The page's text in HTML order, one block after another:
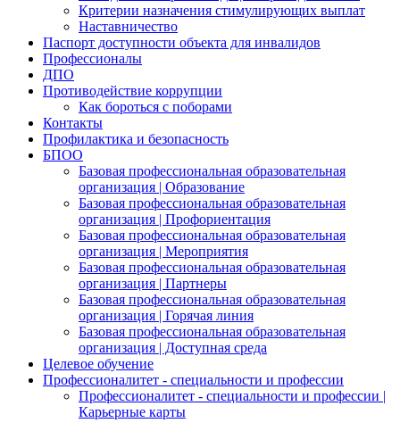
Критерии назначения стимулирующих выплат
Наставничество
Паспорт доступности объекта для инвалидов
Профессионалы
ДПО
Противодействие коррупции
Как бороться с поборами
Контакты
Профилактика и безопасность
БПОО
Базовая профессиональная образовательная
организация | Образование
Базовая профессиональная образовательная
организация | Профориентация
Базовая профессиональная образовательная
организация | Мероприятия
Базовая профессиональная образовательная
организация | Партнеры
Базовая профессиональная образовательная
организация | Горячая линия
Базовая профессиональная образовательная
организация | Доступная среда
Целевое обучение
Профессионалитет - специальности и профессии
Профессионалитет - специальности и профессии |
Карьерные карты